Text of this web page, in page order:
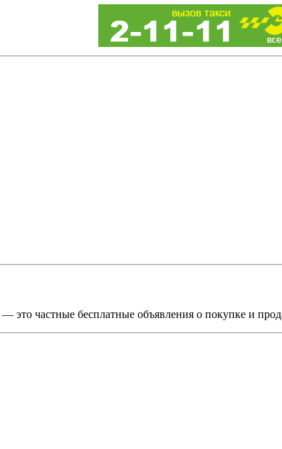
— это частные бесплатные объявления о покупке и